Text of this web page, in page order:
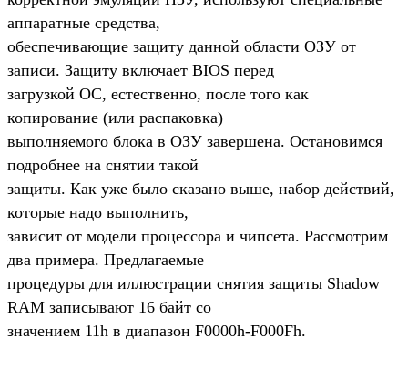
аппаратные средства,
обеспечивающие защиту данной области ОЗУ от
записи. Защиту включает BIOS перед
загрузкой ОС, естественно, после того как
копирование (или распаковка)
выполняемого блока в ОЗУ завершена. Остановимся
подробнее на снятии такой
защиты. Как уже было сказано выше, набор действий,
которые надо выполнить,
зависит от модели процессора и чипсета. Рассмотрим
два примера. Предлагаемые
процедуры для иллюстрации снятия защиты Shadow
RAM записывают 16 байт со
значением 11h в диапазон F0000h-F000Fh.